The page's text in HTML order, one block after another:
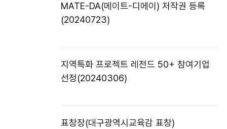
MATE-DA(메이트-디에이) 저작권 등록
(20240723)
지역특화 프로젝트 레전드 50+ 참여기업
선정(20240306)
표창장(대구광역시교육감 표창)